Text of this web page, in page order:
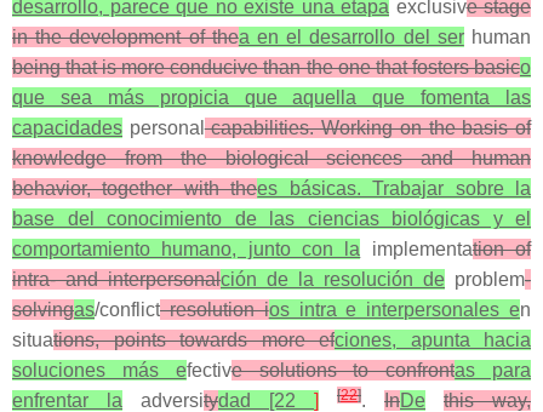
desarrollo, parece que no existe una etapa exclusive stage
in the development of thea en el desarrollo del serhuman
being that is more conducive than the one that fosters basico
que sea más propicia que aquella que fomenta las
capacidades personalcapabilities. Working on the basis of
knowledge from the biological sciences and human
behavior, together with thees básicas. Trabajar sobre la
base del conocimiento de las ciencias biológicas y el
comportamiento humano, junto con la implementation of
intra- and interpersonalción de la resolución de problem-
solvingas/conflictresolution ios intra e interpersonales en
situations, points towards more efciones, apunta hacia
soluciones más efective solutions to confrontas para
enfrentar la adversitydad [22 ] [22]. InDe
this way,